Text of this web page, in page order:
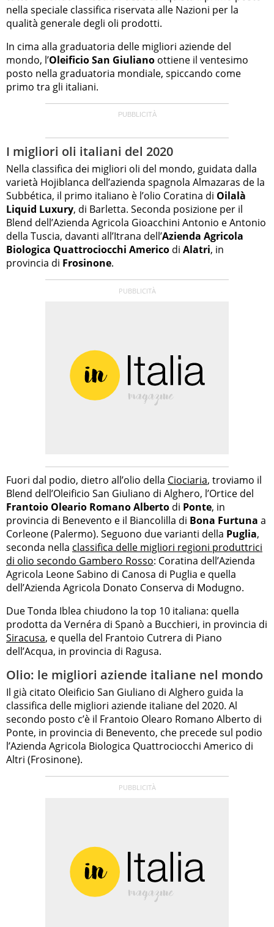
nella speciale classifica riservata alle Nazioni per la
qualità generale degli oli prodotti.
In cima alla graduatoria delle migliori aziende del
mondo, l’Oleificio San Giuliano ottiene il ventesimo
posto nella graduatoria mondiale, spiccando come
primo tra gli italiani.
I migliori oli italiani del 2020
Nella classifica dei migliori oli del mondo, guidata dalla
varietà Hojiblanca dell’azienda spagnola Almazaras de la
Subbética, il primo italiano è l’olio Coratina di Oilalà
Liquid Luxury, di Barletta. Seconda posizione per il
Blend dell’Azienda Agricola Gioacchini Antonio e Antonio
della Tuscia, davanti all’Itrana dell’Azienda Agricola
Biologica Quattrociocchi Americo di Alatri, in
provincia di Frosinone.
Fuori dal podio, dietro all’olio della Ciociaria, troviamo il
Blend dell’Oleificio San Giuliano di Alghero, l’Ortice del
Frantoio Oleario Romano Alberto di Ponte, in
provincia di Benevento e il Biancolilla di Bona Furtuna a
Corleone (Palermo). Seguono due varianti della Puglia,
seconda nella classifica delle migliori regioni produttrici
di olio secondo Gambero Rosso: Coratina dell’Azienda
Agricola Leone Sabino di Canosa di Puglia e quella
dell’Azienda Agricola Donato Conserva di Modugno.
Due Tonda Iblea chiudono la top 10 italiana: quella
prodotta da Vernéra di Spanò a Bucchieri, in provincia di
Siracusa, e quella del Frantoio Cutrera di Piano
dell’Acqua, in provincia di Ragusa.
Olio: le migliori aziende italiane nel mondo
Il già citato Oleificio San Giuliano di Alghero guida la
classifica delle migliori aziende italiane del 2020. Al
secondo posto c’è il Frantoio Olearo Romano Alberto di
Ponte, in provincia di Benevento, che precede sul podio
l’Azienda Agricola Biologica Quattrociocchi Americo di
Altri (Frosinone).